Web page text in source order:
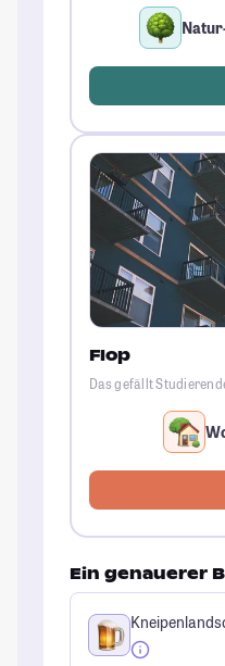
Flop
Das gefällt
Ein genauerer